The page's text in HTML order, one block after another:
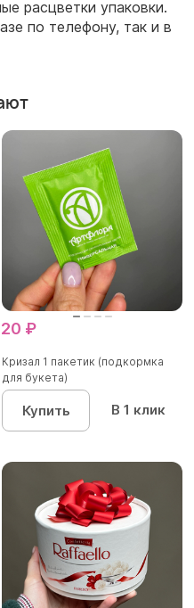
расцветки упаковки.
по телефону, так и в
20 ₽
Кризал 1 пакетик (подкормка
для букета)
Купить В 1 клик